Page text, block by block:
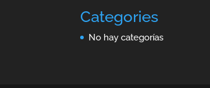
Categories
No hay categorías